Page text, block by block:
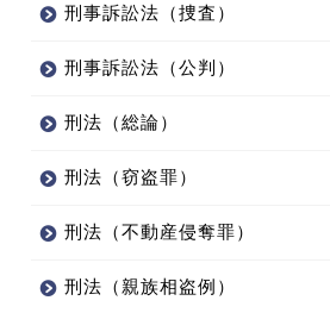
刑事訴訟法（捜査）
刑事訴訟法（公判）
刑法（総論）
刑法（窃盗罪）
刑法（不動産侵奪罪）
刑法（親族相盗例）